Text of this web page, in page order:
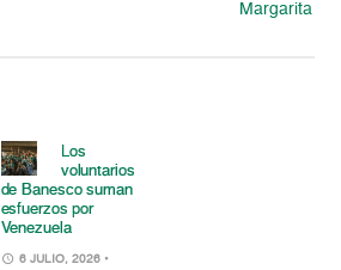
Margarita
Los
voluntarios
de Banesco suman
esfuerzos por
Venezuela
6 JULIO, 2026 •